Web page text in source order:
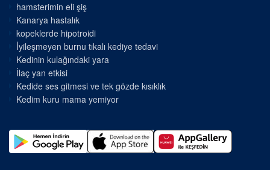
hamsterimin eli şiş
Kanarya hastalık
kopeklerde hipotroidi
İyileşmeyen burnu tıkalı kediye tedavi
Kedinin kulağındaki yara
İlaç yan etkisi
Kedide ses gitmesi ve tek gözde kısıklık
Kedim kuru mama yemiyor